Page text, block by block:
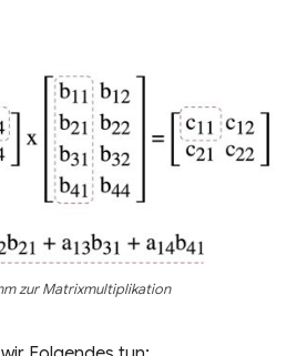
zur Matrixmultiplikation